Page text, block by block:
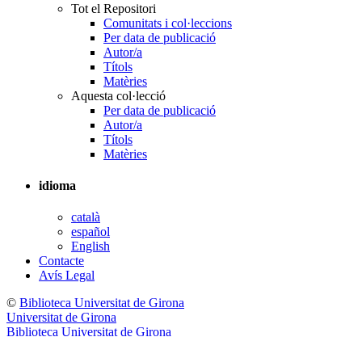
Tot el Repositori
Comunitats i col·leccions
Per data de publicació
Autor/a
Títols
Matèries
Aquesta col·lecció
Per data de publicació
Autor/a
Títols
Matèries
idioma
català
español
English
Contacte
Avís Legal
© Biblioteca Universitat de Girona
Universitat de Girona
Biblioteca Universitat de Girona